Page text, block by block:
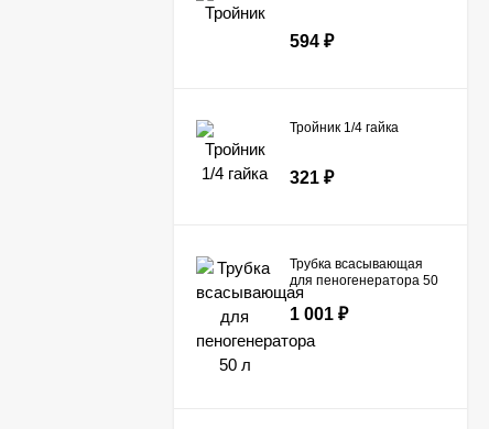
594 ₽
Тройник 1/4 гайка
321 ₽
Трубка всасывающая
для пеногенератора 50
л
1 001 ₽